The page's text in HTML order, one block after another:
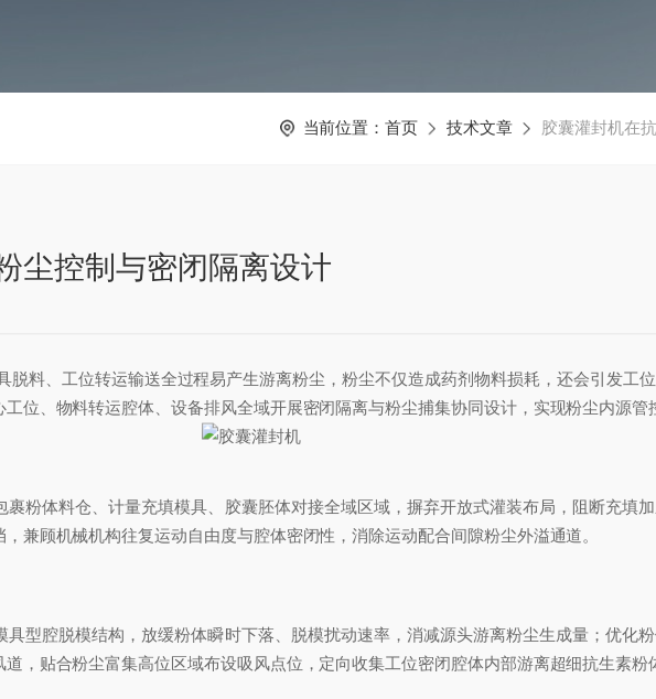
当前位置：首页 技术文章 胶囊灌封机在
尘控制与密闭隔离设计
、工位转运输送全过程易产生游离粉尘，粉尘不仅造成药剂物料损耗，还会引发工
位、物料转运腔体、设备排风全域开展密闭隔离与粉尘捕集协同设计，实现粉尘内源管
粉体料仓、计量充填模具、胶囊胚体对接全域区域，摒弃开放式灌装布局，阻断充填
兼顾机械机构往复运动自由度与腔体密闭性，消除运动配合间隙粉尘外溢通道。
腔脱模结构，放缓粉体瞬时下落、脱模扰动速率，消减源头游离粉尘生成量；优化
，贴合粉尘富集高位区域布设吸风点位，定向收集工位密闭腔体内部游离超细抗生素粉